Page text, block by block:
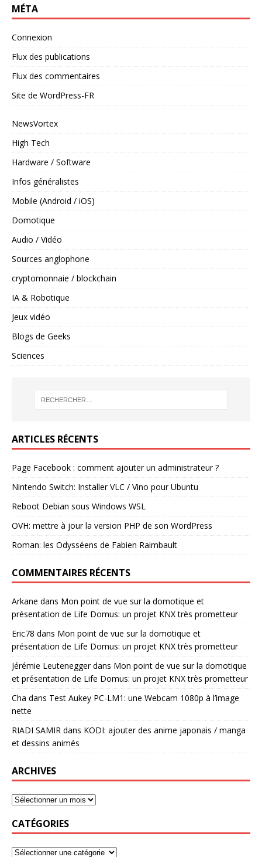
MÉTA
Connexion
Flux des publications
Flux des commentaires
Site de WordPress-FR
NewsVortex
High Tech
Hardware / Software
Infos généralistes
Mobile (Android / iOS)
Domotique
Audio / Vidéo
Sources anglophone
cryptomonnaie / blockchain
IA & Robotique
Jeux vidéo
Blogs de Geeks
Sciences
ARTICLES RÉCENTS
Page Facebook : comment ajouter un administrateur ?
Nintendo Switch: Installer VLC / Vino pour Ubuntu
Reboot Debian sous Windows WSL
OVH: mettre à jour la version PHP de son WordPress
Roman: les Odysséens de Fabien Raimbault
COMMENTAIRES RÉCENTS
Arkane dans Mon point de vue sur la domotique et
présentation de Life Domus: un projet KNX très prometteur
Eric78 dans Mon point de vue sur la domotique et
présentation de Life Domus: un projet KNX très prometteur
Jérémie Leuteneggerdans Mon point de vue sur la domotique
et présentation de Life Domus: un projet KNX très prometteur
Cha dans Test Aukey PC-LM1: une Webcam 1080p à l’image
nette
RIADI SAMIR dans KODI: ajouter des anime japonais / manga
et dessins animés
ARCHIVES
CATÉGORIES